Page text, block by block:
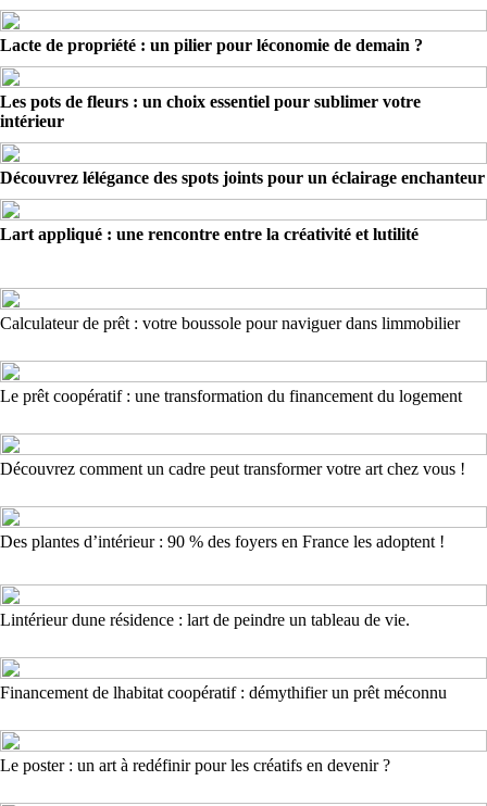
Lacte de propriété : un pilier pour léconomie de demain ?
Les pots de fleurs : un choix essentiel pour sublimer votre
intérieur
Découvrez lélégance des spots joints pour un éclairage enchanteur
Lart appliqué : une rencontre entre la créativité et lutilité
Calculateur de prêt : votre boussole pour naviguer dans limmobilier
Le prêt coopératif : une transformation du financement du logement
Découvrez comment un cadre peut transformer votre art chez vous !
Des plantes d’intérieur : 90 % des foyers en France les adoptent !
Lintérieur dune résidence : lart de peindre un tableau de vie.
Financement de lhabitat coopératif : démythifier un prêt méconnu
Le poster : un art à redéfinir pour les créatifs en devenir ?